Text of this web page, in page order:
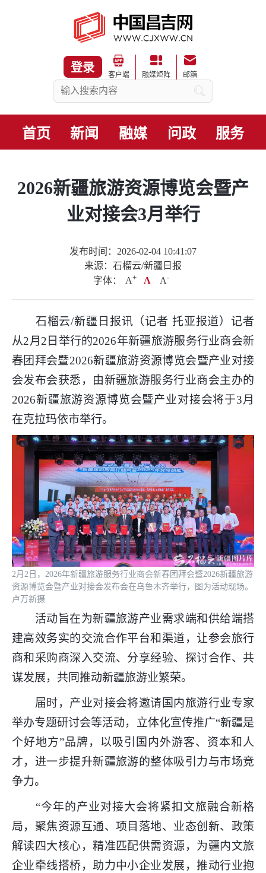
登录
客户端 融媒矩阵 邮箱
首页 新闻 融媒 问政 服务
2026新疆旅游资源博览会暨产
业对接会3月举行
发布时间：2026-02-04 10:41:07
来源：石榴云/新疆日报
字体：
A+ A A-
石榴云/新疆日报讯（记者 托亚报道）记者
从2月2日举行的2026年新疆旅游服务行业商会新
春团拜会暨2026新疆旅游资源博览会暨产业对接
会发布会获悉，由新疆旅游服务行业商会主办的
2026新疆旅游资源博览会暨产业对接会将于3月
在克拉玛依市举行。
2月2日，2026年新疆旅游服务行业商会新春团拜会暨2026新疆旅游
资源博览会暨产业对接会发布会在乌鲁木齐举行，图为活动现场。
卢万新摄
活动旨在为新疆旅游产业需求端和供给端搭
建高效务实的交流合作平台和渠道，让参会旅行
商和采购商深入交流、分享经验、探讨合作、共
谋发展，共同推动新疆旅游业繁荣。
届时，产业对接会将邀请国内旅游行业专家
举办专题研讨会等活动，立体化宣传推广“新疆是
个好地方”品牌，以吸引国内外游客、资本和人
才，进一步提升新疆旅游的整体吸引力与市场竞
争力。
“今年的产业对接大会将紧扣文旅融合新格
局，聚焦资源互通、项目落地、业态创新、政策
解读四大核心，精准匹配供需资源，为疆内文旅
企业牵线搭桥，助力中小企业发展，推动行业抱